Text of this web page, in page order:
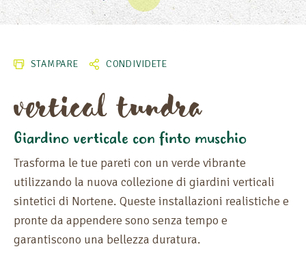
STAMPARE CONDIVIDETE
vertical tundra
Giardino verticale con finto muschio
Trasforma le tue pareti con un verde vibrante
utilizzando la nuova collezione di giardini verticali
sintetici di Nortene. Queste installazioni realistiche e
pronte da appendere sono senza tempo e
garantiscono una bellezza duratura.